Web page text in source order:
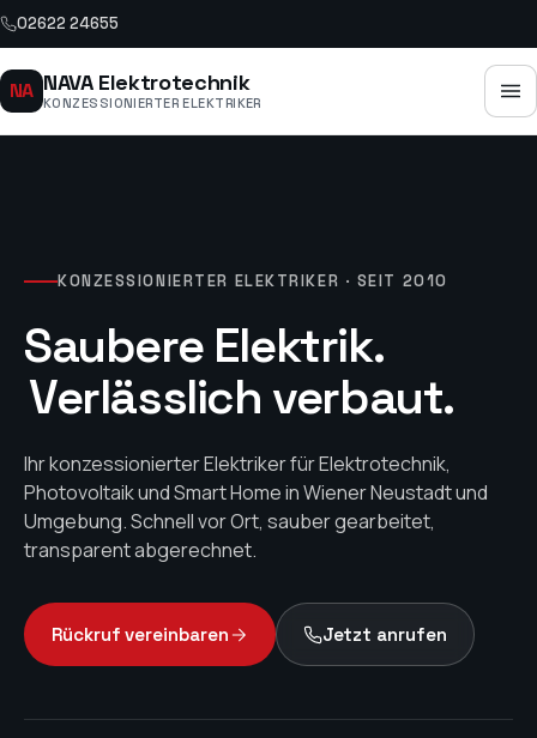
02622 24655
NA NAVA Elektrotechnik
KONZESSIONIERTER ELEKTRIKER
KONZESSIONIERTER ELEKTRIKER · SEIT 2010
Saubere Elektrik.
Verlässlich verbaut.
Ihr konzessionierter Elektriker für Elektrotechnik,
Photovoltaik und Smart Home in Wiener Neustadt und
Umgebung. Schnell vor Ort, sauber gearbeitet,
transparent abgerechnet.
Rückruf vereinbaren Jetzt anrufen